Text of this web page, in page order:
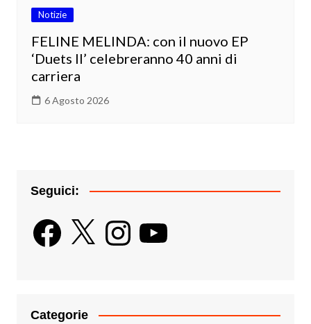
Notizie
FELINE MELINDA: con il nuovo EP
‘Duets II’ celebreranno 40 anni di
carriera
6 Agosto 2026
Seguici:
Facebook
X InstagramYouTube
Categorie